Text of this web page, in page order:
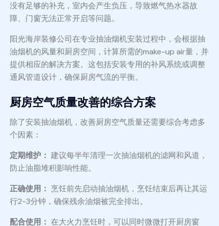
没有足够的补充，室内会产生负压，导致燃气热水器故
障、门窗无法正常开启等问题。
阳光海岸装修公司在专业抽油烟机安装过程中，会根据抽
油烟机的风量和厨房空间，计算所需的make-up air量，并
提供相应的解决方案。这包括安装专用的补风系统或调整
通风管道设计，确保厨房气流的平衡。
厨房空气质量改善的综合方案
除了安装抽油烟机，改善厨房空气质量还需要综合考虑多
个因素：
定期维护： 建议每半年清理一次抽油烟机的滤网和风道，
防止油脂堆积影响性能。
正确使用： 烹饪前先启动抽油烟机，烹饪结束后再让其运
行2-3分钟，确保残余油烟被完全排出。
配合使用： 在大火力烹饪时，可以同时微微打开厨房窗